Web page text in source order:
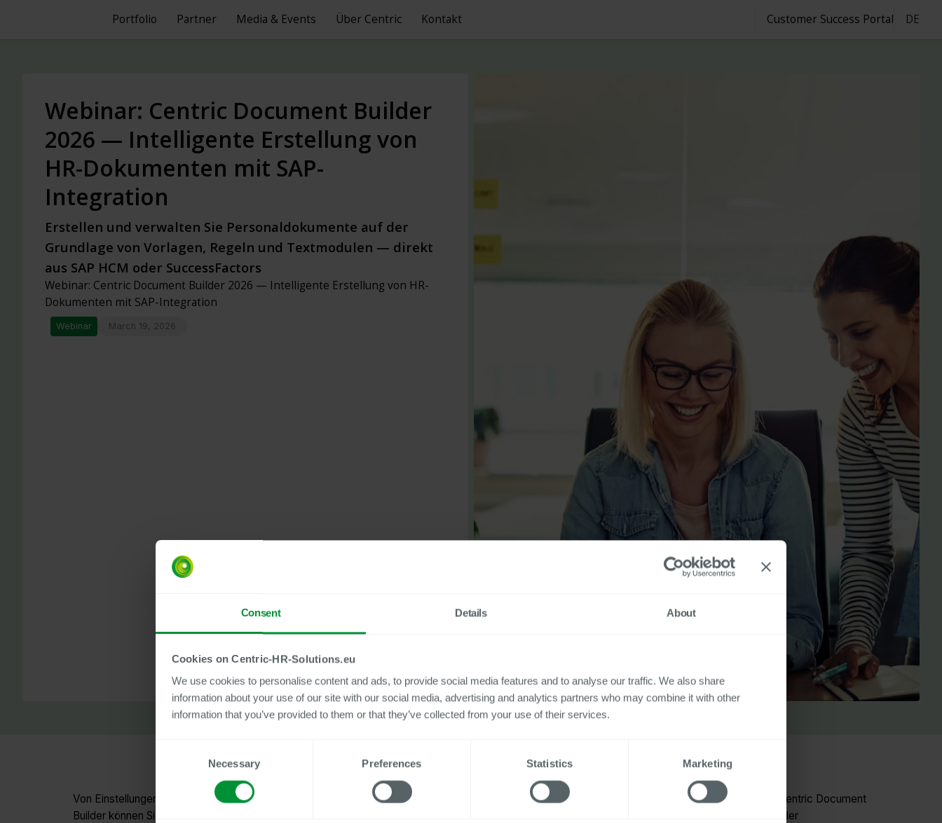
Consent Details About
Cookies on Centric-HR-Solutions.eu
We use cookies to personalise content and ads, to provide social media features and to analyse our traffic. We also share
information about your use of our site with our social media, advertising and analytics partners who may combine it with other
information that you’ve provided to them or that they’ve collected from your use of their services.
Necessary Preferences Statistics Marketing
Portfolio Partner Media & Events Über Centric Kontakt Customer Success Portal DE
Webinar: Centric Document Builder
2026 — Intelligente Erstellung von
HR-Dokumenten mit SAP-
Integration
Erstellen und verwalten Sie Personaldokumente auf der
Grundlage von Vorlagen, Regeln und Textmodulen — direkt
aus SAP HCM oder SuccessFactors
Webinar: Centric Document Builder 2026 — Intelligente Erstellung von HR-
Dokumenten mit SAP-Integration
Webinar March 19, 2026
Von Einstellungen und Beförderungen bis hin zu Elternzeit und Urlaub — neu erstellte Dokumente sind das Herzstück vieler Personalprozesse. Mit Centric Document
Builder können Sie Personaldokumente auf der Grundlage von Vorlagen, Regeln und Textmodulen erstellen und verwalten — direkt aus SAP HCM oder